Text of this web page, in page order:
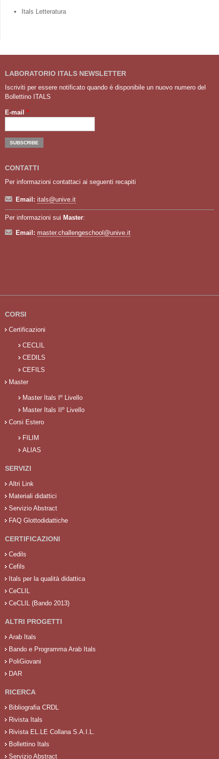
Itals Letteratura
LABORATORIO ITALS NEWSLETTER
Iscriviti per essere notificato quando é disponibile un nuovo numero del
Bollettino ITALS
E-mail *
CONTATTI
Per informazioni contattaci ai seguenti recapiti
Email: itals@unive.it
Per informazioni sui Master:
Email: master.challengeschool@unive.it
CORSI
Certificazioni
CECLIL
CEDILS
CEFILS
Master
Master Itals Iº Livello
Master Itals IIº Livello
Corsi Estero
FILIM
ALIAS
SERVIZI
Altri Link
Materiali didattici
Servizio Abstract
FAQ Glottodidattiche
CERTIFICAZIONI
Cedils
Cefils
Itals per la qualità didattica
CeCLIL
CeCLIL (Bando 2013)
ALTRI PROGETTI
Arab Itals
Bando e Programma Arab Itals
PoliGiovani
DAR
RICERCA
Bibliografia CRDL
Rivista Itals
Rivista EL.LE Collana S.A.I.L.
Bollettino Itals
Servizio Abstract